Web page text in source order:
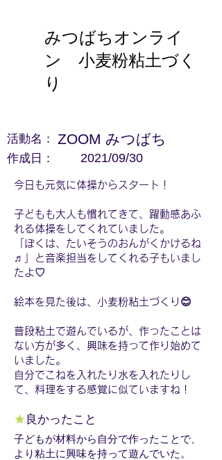
みつばちオンライ
ン 小麦粉粘土づく
り
活動名： ZOOM みつばち
作成日： 2021/09/30
今日も元気に体操からスタート！
子どもも大人も慣れてきて、躍動感あふ
れる体操をしてくれていました。
「ぼくは、たいそうのおんがくかけるね
♬」と音楽担当をしてくれる子もいまし
たよ♡
絵本を見た後は、小麦粉粘土づくり😊
普段粘土で遊んでいるが、作ったことは
ない方が多く、興味を持って作り始めて
いました。
自分でこねを入れたり水を入れたりし
て、料理をする感覚に似ていますね！
★良かったこと
子どもが材料から自分で作ったことで、
より粘土に興味を持って遊んでいた。